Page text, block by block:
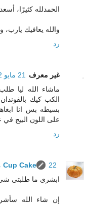
الحمدلله كثيرًا،
والله يعافيك
رد
غير معرف
21 مايو 2012 في 12:00 ص
ماشاء الله ليا
الكب كيك
بسيطه بس انا
على اللون البيج في
رد
Cup Cake
22 مايو 2012 في 1:48 م
ابشري ما طلبتي
إن شاء الله